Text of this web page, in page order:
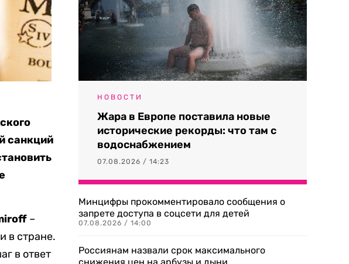
санкций
–
в стране.
в ответ
НОВОСТИ
Жара в Европе поставила новые
исторические рекорды: что там с
водоснабжением
07.08.2026 / 14:23
Минцифры прокомментировало сообщения о
запрете доступа в соцсети для детей
07.08.2026 / 14:00
Россиянам назвали срок максимального